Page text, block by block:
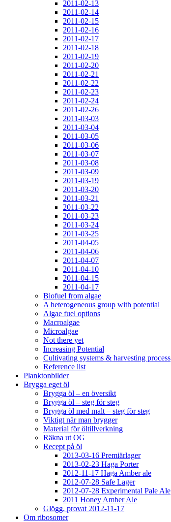
2011-02-13
2011-02-14
2011-02-15
2011-02-16
2011-02-17
2011-02-18
2011-02-19
2011-02-20
2011-02-21
2011-02-22
2011-02-23
2011-02-24
2011-02-26
2011-03-03
2011-03-04
2011-03-05
2011-03-06
2011-03-07
2011-03-08
2011-03-09
2011-03-19
2011-03-20
2011-03-21
2011-03-22
2011-03-23
2011-03-24
2011-03-25
2011-04-05
2011-04-06
2011-04-07
2011-04-10
2011-04-15
2011-04-17
Biofuel from algae
A heterogeneous group with potential
Algae fuel options
Macroalgae
Microalgae
Not there yet
Increasing Potential
Cultivating systems & harvesting process
Reference list
Planktonbilder
Brygga eget öl
Brygga öl – en översikt
Brygga öl – steg för steg
Brygga öl med malt – steg för steg
Viktigt när man brygger
Material för öltillverkning
Räkna ut OG
Recept på öl
2013-03-16 Premiärlager
2013-02-23 Haga Porter
2012-11-17 Haga Amber ale
2012-07-28 Safe Lager
2012-07-28 Experimental Pale Ale
2011 Honey Amber Ale
Glögg, provat 2012-11-17
Om ribosomer